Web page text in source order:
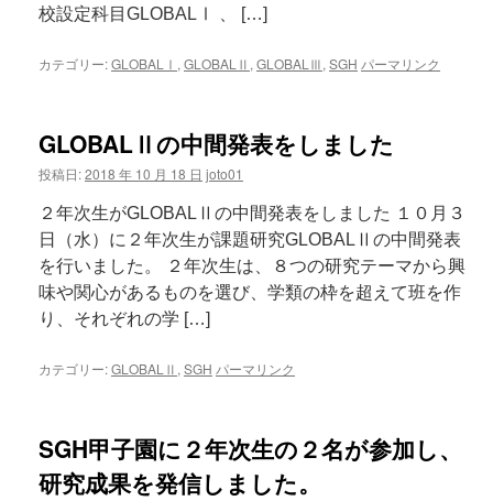
校設定科目GLOBALⅠ 、 […]
カテゴリー:GLOBALⅠ , GLOBALⅡ , GLOBALⅢ, SGH パーマリンク
GLOBALⅡの中間発表をしました
投稿日:2018 年 10 月 18 日 joto01
２年次生がGLOBALⅡの中間発表をしました １０月３
日（水）に２年次生が課題研究GLOBALⅡの中間発表
を行いました。 ２年次生は、８つの研究テーマから興
味や関心があるものを選び、学類の枠を超えて班を作
り、それぞれの学 […]
カテゴリー:GLOBALⅡ , SGH パーマリンク
SGH甲子園に２年次生の２名が参加し、
研究成果を発信しました。